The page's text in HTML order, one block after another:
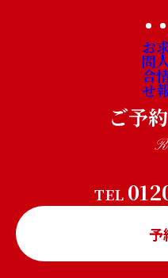
ご予
TEL
予
求
お問合せ